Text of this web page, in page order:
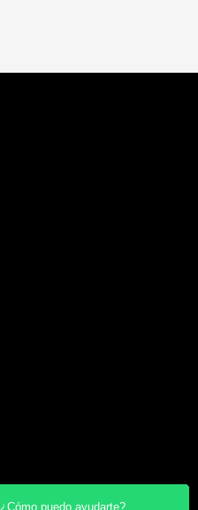
¿Cómo puedo ayudarte?